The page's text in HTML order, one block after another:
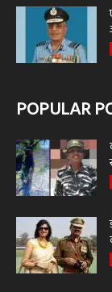
POPULAR